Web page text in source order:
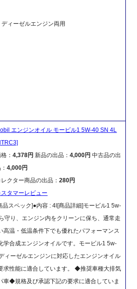
ィーゼルエンジン両用
エンジンオイル モービル1 5W-40 SN 4L
格：4,378円新品の出品：4,000円 中古品の出
：4,000円
レクター商品の出品：280円
スタマーレビュー
品スペック]●内容 : 4l[商品詳細]モービル1 5w-
守り、エンジン内をクリーンに保ち、通常走
高温・低温条件下でも優れたパフォーマンス
学合成エンジンオイルです。モービル1 5w-
ィーゼルエンジンに対応したエンジンオイル
求性能に適合しています。 ◆推奨車種大排気
車◆規格及び承認下記の要求に適合していま